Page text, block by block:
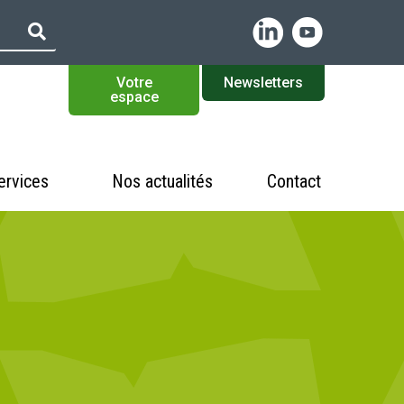
Votre
espace
Newsletters
Nos actualités Contact